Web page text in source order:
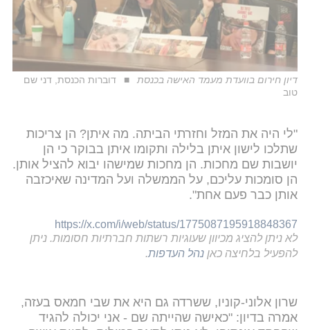
דיון חירום בוועדת מעמד האישה בכנסת
דוברות הכנסת, דני שם
טוב
"לי היה את המזל וחזרתי הביתה. מה איתן? הן צריכות
שתלכו לישון איתן בלילה ותקומו איתן בבוקר כי הן
יושבות שם מחכות. הן מחכות שמישהו יבוא להציל אותן.
הן סומכות עליכם, על הממשלה ועל המדינה שאיכזבה
אותן כבר פעם אחת".
https://x.com/i/web/status/1775087195918848367
לא ניתן להציג מכיוון שעוגיות רשתות חברתיות חסומות. ניתן
להפעיל בלחיצה כאן נהל העדפות.
שרון אלוני-קוניו, ששרדה גם היא את שבי חמאס בעזה,
אמרה בדיון: "כאישה שהייתה שם - אני יכולה להגיד